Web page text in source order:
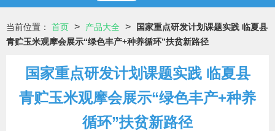
当前位置： 首页 > 产品大全 >
国家重点研发计划课题实践 临夏县
青贮玉米观摩会展示“绿色丰产+种养循环”扶贫新路径
国家重点研发计划课题实践 临夏县
青贮玉米观摩会展示“绿色丰产+种养
循环”扶贫新路径